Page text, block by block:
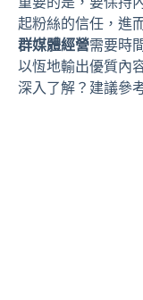
起粉絲的信任，進
群媒體經營需要時
以恆地輸出優質內
深入了解？建議參